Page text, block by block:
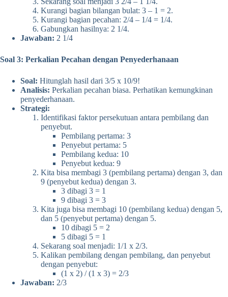
Kurangi bagian bilangan bulat: 3 – 1 = 2.
Kurangi bagian pecahan: 2/4 – 1/4 = 1/4.
Gabungkan hasilnya: 2 1/4.
Jawaban: 2 1/4
Soal 3: Perkalian Pecahan dengan Penyederhanaan
Soal: Hitunglah hasil dari 3/5 x 10/9!
Analisis: Perkalian pecahan biasa. Perhatikan kemungkinan
penyederhanaan.
Strategi:
Identifikasi faktor persekutuan antara pembilang dan
penyebut.
Pembilang pertama: 3
Penyebut pertama: 5
Pembilang kedua: 10
Penyebut kedua: 9
Kita bisa membagi 3 (pembilang pertama) dengan 3, dan
9 (penyebut kedua) dengan 3.
3 dibagi 3 = 1
9 dibagi 3 = 3
Kita juga bisa membagi 10 (pembilang kedua) dengan 5,
dan 5 (penyebut pertama) dengan 5.
10 dibagi 5 = 2
5 dibagi 5 = 1
Sekarang soal menjadi: 1/1 x 2/3.
Kalikan pembilang dengan pembilang, dan penyebut
dengan penyebut:
(1 x 2) / (1 x 3) = 2/3
Jawaban: 2/3